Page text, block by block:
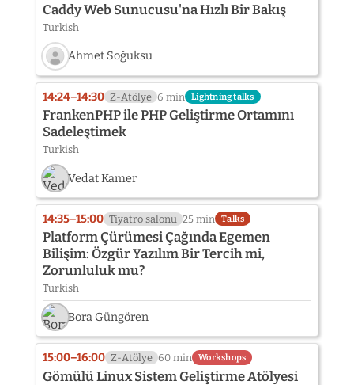
provided
yet:
Ömer
Taha
Öztop
Caddy Web Sunucusu'na Hızlı Bir Bakış
Turkish
Speaker
photo
not
provided
yet:
Ahmet
Soğuksu
Ahmet Soğuksu
14:24–14:30 Z-Atölye 6 min Lightning talks
FrankenPHP ile PHP Geliştirme Ortamını
Sadeleştimek
Turkish
Vedat Kamer
14:35–15:00 Tiyatro salonu 25 min Talks
Platform Çürümesi Çağında Egemen
Bilişim: Özgür Yazılım Bir Tercih mi,
Zorunluluk mu?
Turkish
Bora Güngören
15:00–16:00 Z-Atölye 60 min Workshops
Gömülü Linux Sistem Geliştirme Atölyesi